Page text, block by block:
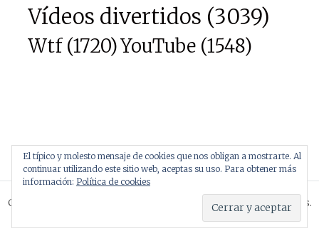
Vídeos divertidos (3039)
Wtf(1720)YouTube(1548)
Copyright © 2026
. Todos los derechos reservados.
WordPress
El típico y molesto mensaje de cookies que nos obligan a mostrarte. Al
continuar utilizando este sitio web, aceptas su uso. Para obtener más
información: Política de cookies